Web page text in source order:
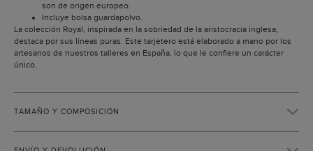
son de origen europeo.
Incluye bolsa guardapolvo.
La colección Royal, inspirada en la sobriedad de la aristocracia inglesa,
destaca por sus líneas puras. Este tarjetero está elaborado a mano por los
artesanos de nuestros talleres en España, lo que le confiere un carácter
único.
TAMAÑO Y COMPOSICIÓN